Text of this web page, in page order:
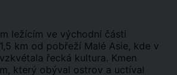
ležícím ve východní části
km od pobřeží Malé Asie, kde v
řecká kultura. Kmen
který obýval ostrov a uctíval